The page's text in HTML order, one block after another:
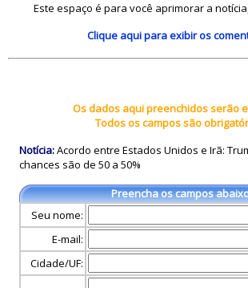
Este espaço é para você aprimorar a
Clique aquipara exibir os
Os dados aqui preenchidos serão
Todos os campos são
Notícia:Acordo entre Estados Unidos e Irã:
chances são de 50 a 50%
Preencha os campos
Seu nome:
E-mail:
Cidade/UF: